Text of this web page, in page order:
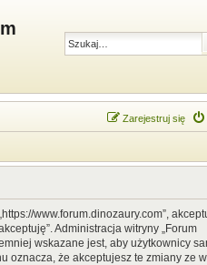
Zarejestruj się
www.forum.dinozaury.com”,
Administracja witryny „Forum
wskazane jest, aby użytkownicy
oznacza, że akceptujesz te zmiany ze